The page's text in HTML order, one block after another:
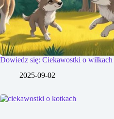
Dowiedz się: Ciekawostki o wilkach
2025-09-02